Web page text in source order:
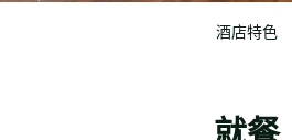
酒店特色